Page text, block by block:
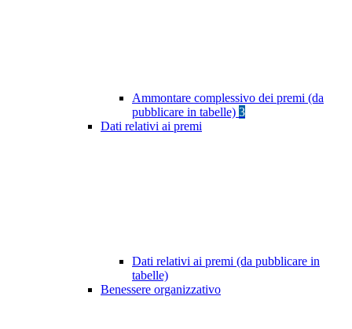
Ammontare complessivo dei premi (da
pubblicare in tabelle) 3
Dati relativi ai premi
Dati relativi ai premi (da pubblicare in
tabelle)
Benessere organizzativo